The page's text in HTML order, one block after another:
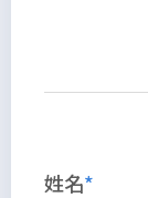
姓名